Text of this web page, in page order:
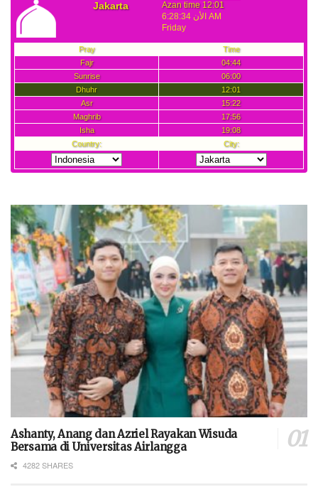
Ashanty, Anang dan Azriel Rayakan Wisuda
Bersama di Universitas Airlangga
4282 SHARES